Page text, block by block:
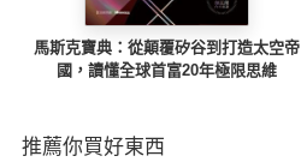
馬斯克寶典：從顛覆矽谷到打造太空帝
國，讀懂全球首富20年極限思維
推薦你買好東西